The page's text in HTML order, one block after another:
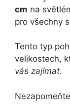
cm na
pro všechny
Tento typ
velikostech,
vás zajímat.